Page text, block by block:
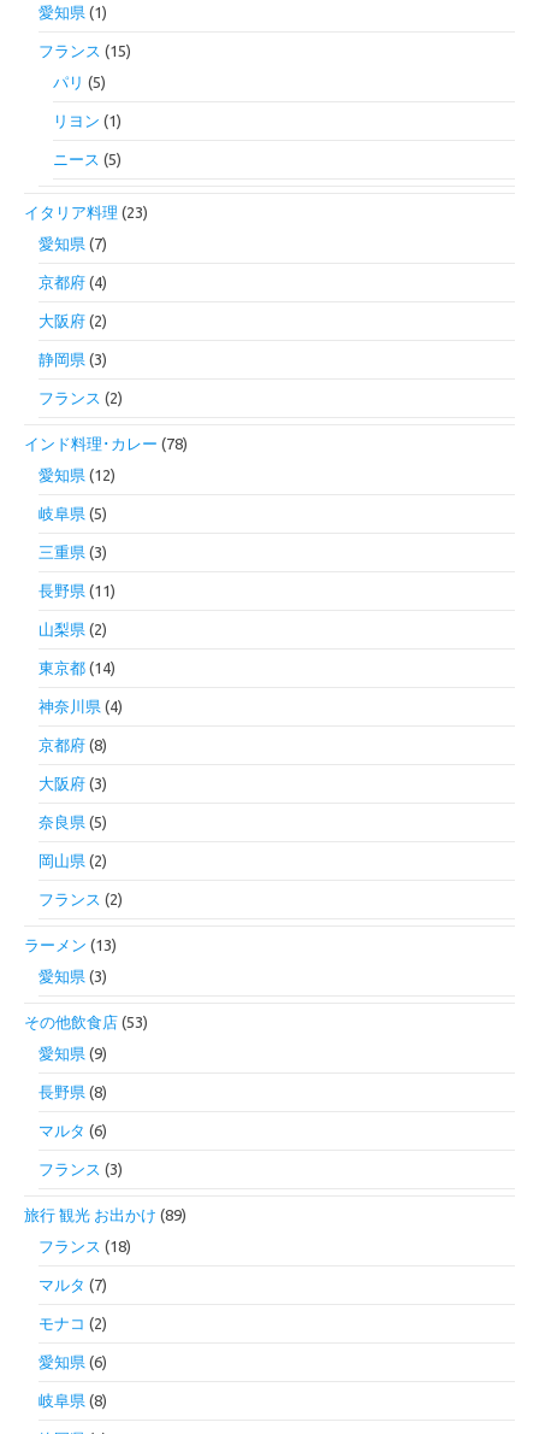
愛知県 (1)
フランス (15)
パリ (5)
リヨン (1)
ニース (5)
イタリア料理 (23)
愛知県 (7)
京都府 (4)
大阪府 (2)
静岡県 (3)
フランス (2)
インド料理･カレー (78)
愛知県 (12)
岐阜県 (5)
三重県 (3)
長野県 (11)
山梨県 (2)
東京都 (14)
神奈川県 (4)
京都府 (8)
大阪府 (3)
奈良県 (5)
岡山県 (2)
フランス (2)
ラーメン (13)
愛知県 (3)
その他飲食店 (53)
愛知県 (9)
長野県 (8)
マルタ (6)
フランス (3)
旅行 観光 お出かけ (89)
フランス (18)
マルタ (7)
モナコ (2)
愛知県 (6)
岐阜県 (8)